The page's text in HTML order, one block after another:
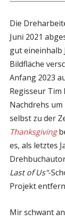
Die
Juni 2021
gut eineinhalb
Bildfläche
Anfang 2023
Regisseur Tim
Nachdrehs
selbst zu der
Thanksgiving
es, als letztes
Last of Us"-
Projekt
Mir schwant